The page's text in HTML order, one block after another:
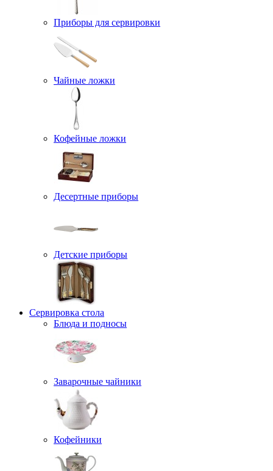
Приборы для сервировки
Чайные ложки
Кофейные ложки
Десертные приборы
Детские приборы
Сервировка стола
Блюда и подносы
Заварочные чайники
Кофейники